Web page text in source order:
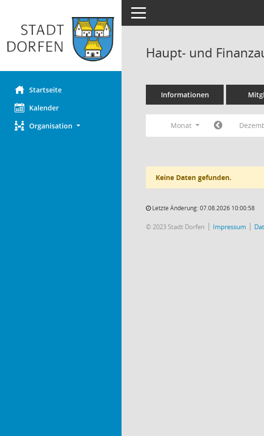
Startseite
Kalender
Organisation
Toggle navigation
Haupt- und
Informationen
Monat
Keine Daten gefunden.
Letzte Änderung: 07.08.2026 10:00:58
© 2023 Stadt Dorfen Impressum